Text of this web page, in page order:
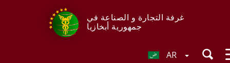
غرفة التجارة و الصناعة في
جمهورية أبخازيا
AR